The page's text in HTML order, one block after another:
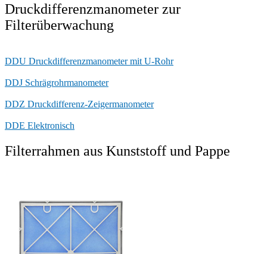
Druckdifferenzmanometer zur
Filterüberwachung
DDU Druckdifferenzmanometer mit U-Rohr
DDJ Schrägrohrmanometer
DDZ Druckdifferenz-Zeigermanometer
DDE Elektronisch
Filterrahmen aus Kunststoff und Pappe